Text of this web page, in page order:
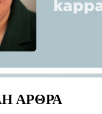
ΑΡΘΡΑ